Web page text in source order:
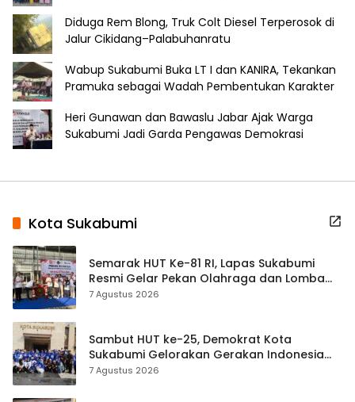
Diduga Rem Blong, Truk Colt Diesel Terperosok di
Jalur Cikidang–Palabuhanratu
Wabup Sukabumi Buka LT I dan KANIRA, Tekankan
Pramuka sebagai Wadah Pembentukan Karakter
Heri Gunawan dan Bawaslu Jabar Ajak Warga
Sukabumi Jadi Garda Pengawas Demokrasi
Kota Sukabumi
Semarak HUT Ke-81 RI, Lapas Sukabumi
Resmi Gelar Pekan Olahraga dan Lomba
Tradisional
7 Agustus 2026
Sambut HUT ke-25, Demokrat Kota
Sukabumi Gelorakan Gerakan Indonesia
ASRI Lewat Aksi Bersih Masjid Agung
7 Agustus 2026